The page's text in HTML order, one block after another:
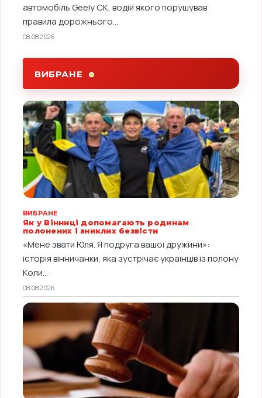
автомобіль Geely CK, водій якого порушував
правила дорожнього...
08.08.2026
ВИБРАНЕ
ВИБРАНЕ
Як у Вінниці допомагають родинам
полонених і зниклих безвісти
«Мене звати Юля. Я подруга вашої дружини»:
історія вінничанки, яка зустрічає українців із полону
Коли...
08.08.2026